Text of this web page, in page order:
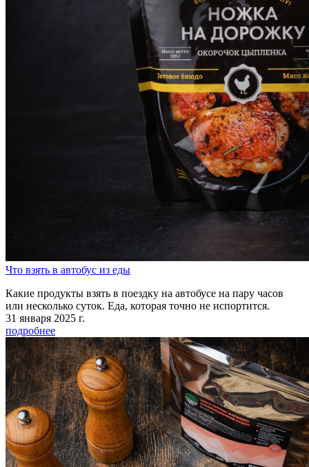
Что взять в автобус из еды
Какие продукты взять в поездку на автобусе на пару часов
или несколько суток. Еда, которая точно не испортится.
31 января 2025 г.
подробнее